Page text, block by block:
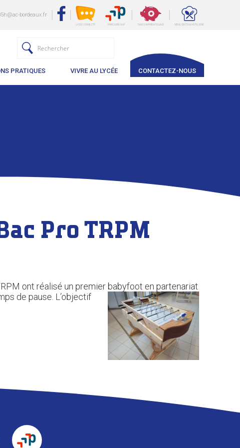
LYCÉE CONNECTÉ PARCOURS SUP TAXE D'APPRENTISSAGE MENU SECTION HÔTELIÈRE
bordeaux.fr
PRATIQUES VIVRE AU LYCÉE CONTACTEZ-NOUS
Pro TRPM
ont réalisé un premier babyfoot en partenariat
de pause. L’objectif